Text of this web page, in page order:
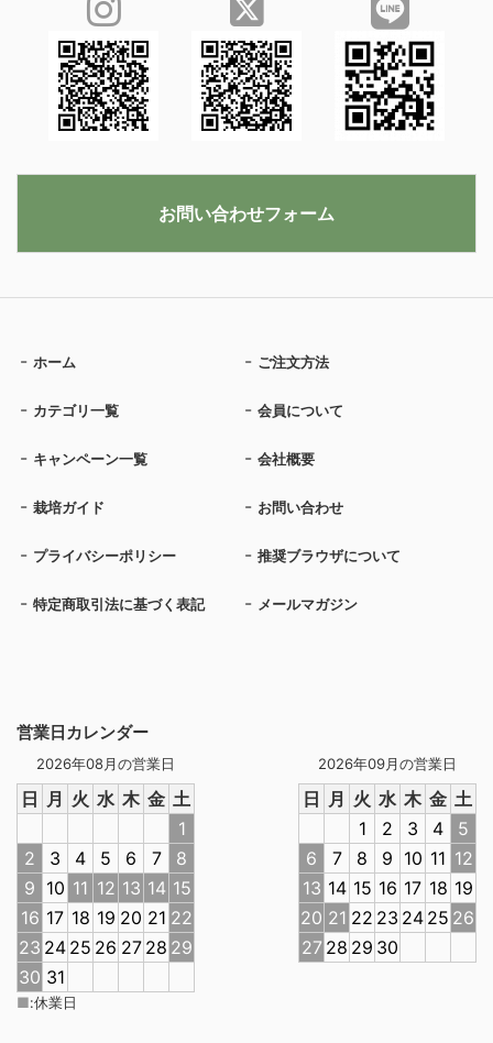
営業日カレンダー
2026年08月の営業日
日 月 火 水 木 金 土
1
2
3 4 5 6 7
8
9 10 11 12 13 14 15
16 17 18 19 20 21 22
23 24 25 26 27 28 29
30 31
2026年09月の営業日
日 月 火 水 木 金 土
1
2 3 4
5
6
7 8 9 10 11 12
13 14 15 16 17 18 19
20 21 22 23 24 25 26
27 28 29 30
■:休業日
ホーム ご注文方法
カテゴリ一覧 会員について
キャンペーン一覧 会社概要
栽培ガイド お問い合わせ
プライバシーポリシー 推奨ブラウザについて
特定商取引法に基づく表記 メールマガジン
お問い合わせフォーム